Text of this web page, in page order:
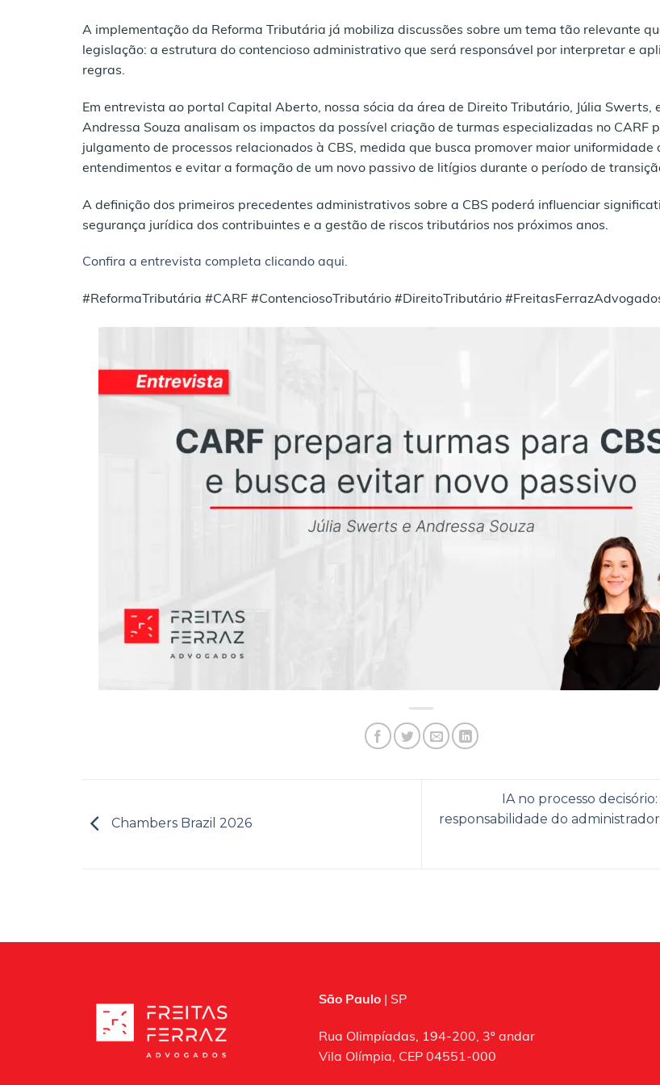
A implementação da Reforma Tributária já mobiliza discussões sobre um tema tão relevante
legislação: a estrutura do contencioso administrativo que será responsável por interpretar e
regras.
Em entrevista ao portal Capital Aberto, nossa sócia da área de Direito Tributário, Júlia Swerts,
Andressa Souza analisam os impactos da possível criação de turmas especializadas no CARF
julgamento de processos relacionados à CBS, medida que busca promover maior uniformidade
entendimentos e evitar a formação de um novo passivo de litígios durante o período de
A definição dos primeiros precedentes administrativos sobre a CBS poderá influenciar
segurança jurídica dos contribuintes e a gestão de riscos tributários nos próximos anos.
Confira a entrevista completa clicando aqui.
#ReformaTributária #CARF #ContenciosoTributário #DireitoTributário
Chambers Brazil 2026
IA no processo
responsabilidade do
São Paulo| SP
Rua Olimpíadas, 194-200, 3º andar
Vila Olímpia, CEP 04551-000